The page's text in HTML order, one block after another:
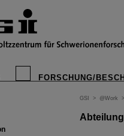
FORSCHUNG/
GSI > @Work